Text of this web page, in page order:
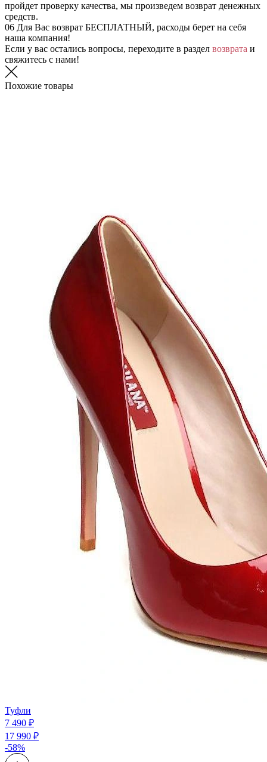
пройдет проверку качества, мы произведем возврат денежных
средств.
06 Для Вас возврат БЕСПЛАТНЫЙ, расходы берет на себя
наша компания!
Если у вас остались вопросы, переходите в раздел возврата и
свяжитесь с нами!
Похожие товары
Туфли
7 490 ₽
17 990 ₽
-58%